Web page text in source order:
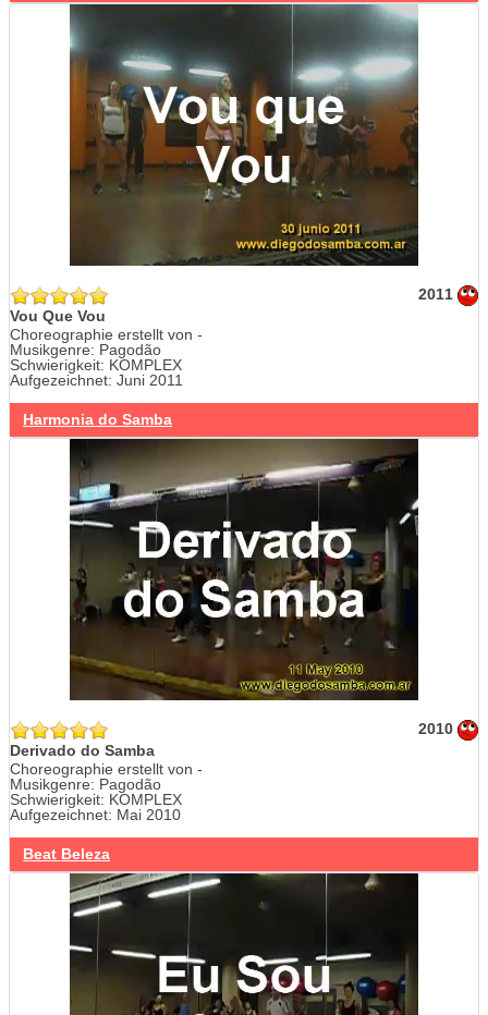
2011
Vou Que Vou
Choreographie erstellt von -
Musikgenre: Pagodão
Schwierigkeit: KOMPLEX
Aufgezeichnet: Juni 2011
Harmonia do Samba
2010
Derivado do Samba
Choreographie erstellt von -
Musikgenre: Pagodão
Schwierigkeit: KOMPLEX
Aufgezeichnet: Mai 2010
Beat Beleza